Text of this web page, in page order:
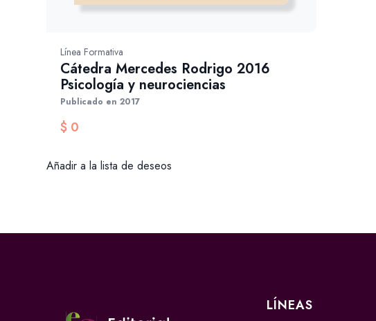
Línea Formativa
Cátedra Mercedes Rodrigo 2016
Psicología y neurociencias
Publicado en 2017
$ 0
Añadir a la lista de deseos
LÍNEAS